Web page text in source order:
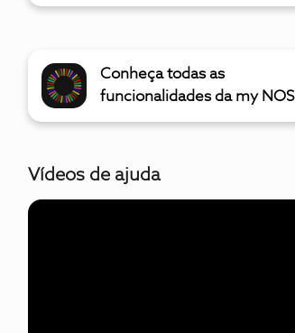
Conheça todas as
funcionalidades da my NOS
Vídeos de ajuda